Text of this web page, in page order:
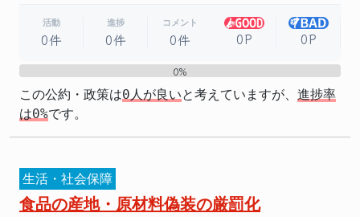
活動
0件
進捗
0件
コメント
0件 0P 0P
0%
この公約・政策は0人が良いと考えていますが、 進捗率
は0%です。
生活・社会保障
食品の産地・原材料偽装の厳罰化